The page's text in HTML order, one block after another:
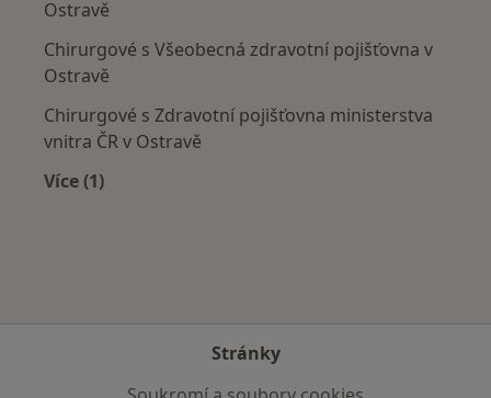
Ostravě
Chirurgové s Všeobecná zdravotní pojišťovna v
Ostravě
Chirurgové s Zdravotní pojišťovna ministerstva
vnitra ČR v Ostravě
Více (1)
Stránky